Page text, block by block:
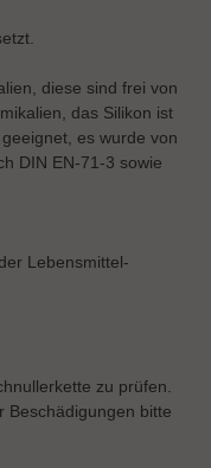
diese sind frei von
das Silikon ist
es wurde von
DIN EN-71-3 sowie
Lebensmittel-
zu prüfen.
Beschädigungen bitte